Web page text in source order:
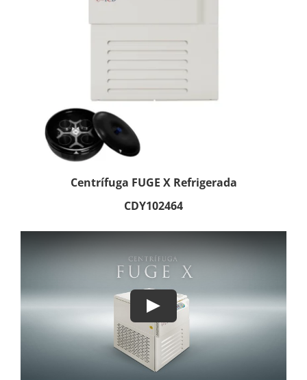
Centrífuga FUGE X Refrigerada
CDY102464